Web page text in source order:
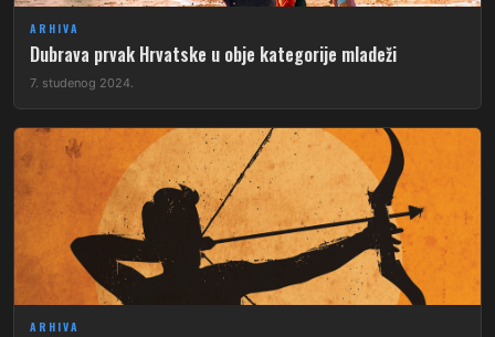
ARHIVA
Dubrava prvak Hrvatske u obje kategorije mladeži
7. studenog 2024.
ARHIVA